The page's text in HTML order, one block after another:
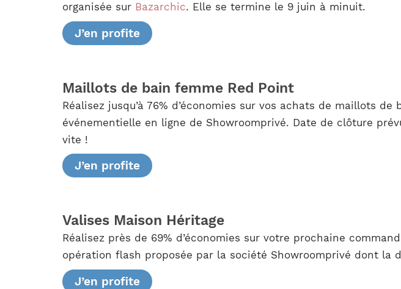
organisée sur Bazarchic. Elle se termine le 9 juin à minuit.
J’en profite
Maillots de bain femme Red Point
Réalisez jusqu’à 76% d’économies sur vos achats de maillots
événementielle en ligne de Showroomprivé. Date de clôture
vite !
J’en profite
Valises Maison Héritage
Réalisez près de 69% d’économies sur votre prochaine
opération flash proposée par la société Showroomprivé dont la
J’en profite